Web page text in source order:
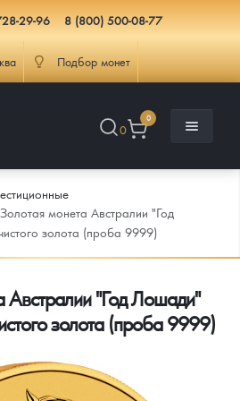
29-96 8 (800) 500-08-77
Подбор монет
0
0
Золотая монета Австралии "Год
золота (проба 9999)
Австралии "Год Лошади"
золота (проба 9999)